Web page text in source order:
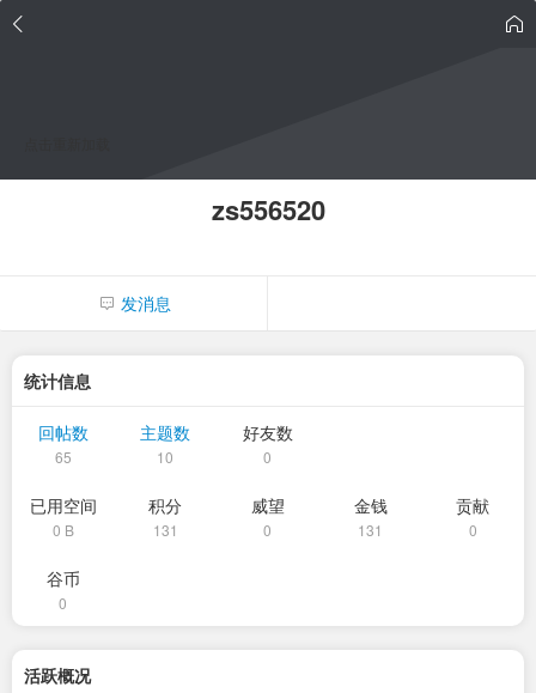
zs556520
发消息
统计信息
回帖数
65
主题数
10
好友数
0
已用空间
0 B
积分
131
威望
0
金钱
131
贡献
0
谷币
0
活跃概况